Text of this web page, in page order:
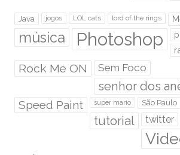
Java jogos LOL cats lord of the rings
música Photoshop
Rock Me ON Sem Foco
senhor dos
Speed Paint super mario São Paulo
tutorial twitter